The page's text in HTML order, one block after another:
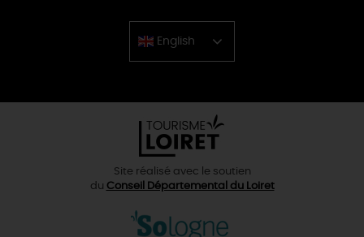
English
Chinese
Site réalisé avec le soutien
du Conseil Départemental du Loiret